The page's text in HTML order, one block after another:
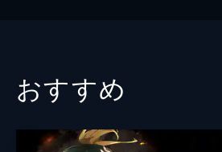
被害をこれ以上拡げないためにデラと共に村
を脱出したユルは、デラと組んで番小者をし
24分
ミネ
おすすめ